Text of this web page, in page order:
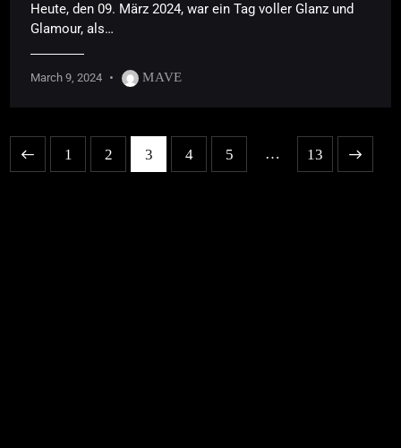
Heute, den 09. März 2024, war ein Tag voller Glanz und
Glamour, als…
March 9, 2024 MAVE
1 2 3 4 5 … 13
>